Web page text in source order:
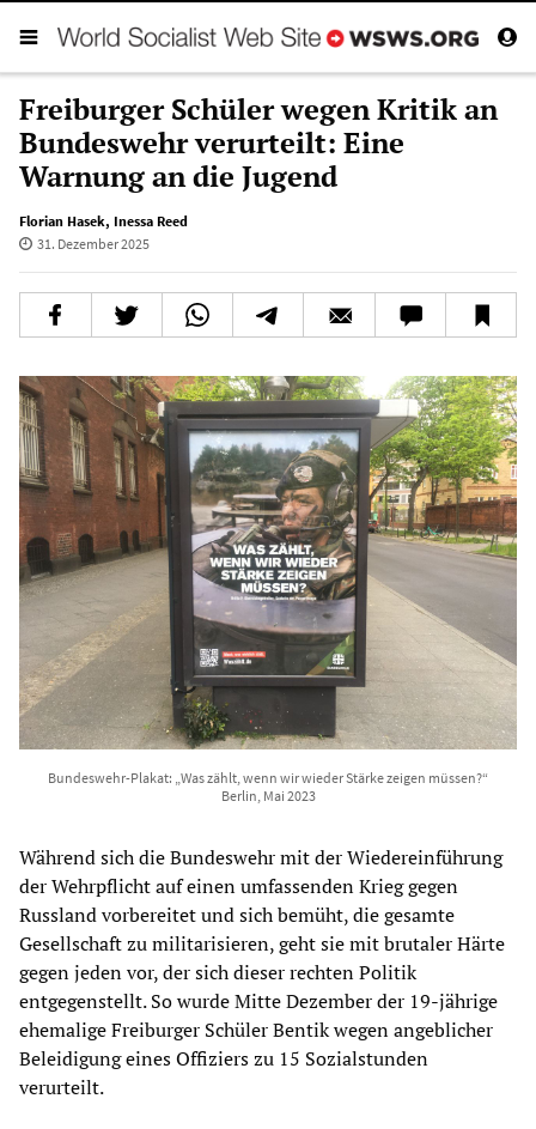
Freiburger Schüler wegen Kritik an
Bundeswehr verurteilt: Eine
Warnung an die Jugend
Florian Hasek, Inessa Reed
31. Dezember 2025
Bundeswehr-Plakat: „Was zählt, wenn wir wieder Stärke zeigen müssen?“
Berlin, Mai 2023
Während sich die Bundeswehr mit der Wiedereinführung
der Wehrpflicht auf einen umfassenden Krieg gegen
Russland vorbereitet und sich bemüht, die gesamte
Gesellschaft zu militarisieren, geht sie mit brutaler Härte
gegen jeden vor, der sich dieser rechten Politik
entgegenstellt. So wurde Mitte Dezember der 19-jährige
ehemalige Freiburger Schüler Bentik wegen angeblicher
Beleidigung eines Offiziers zu 15 Sozialstunden
verurteilt.